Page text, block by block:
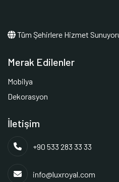
Tüm Şehirlere Hizmet
Merak Edilenler
Mobilya
Dekorasyon
İletişim
+90 533 283 33 33
info@luxroyal.com